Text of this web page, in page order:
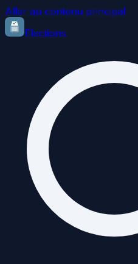
Aller au contenu principal
Elections